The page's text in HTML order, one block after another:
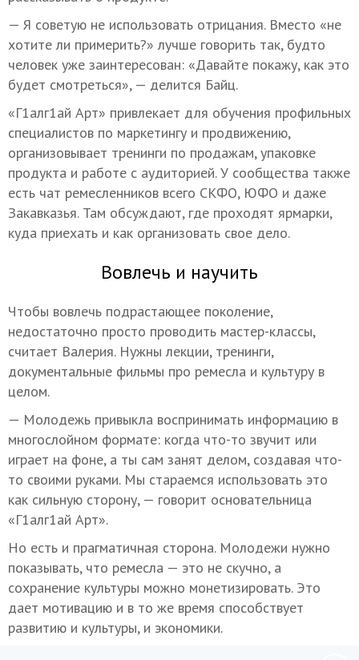
— Я советую не использовать отрицания. Вместо «не
хотите ли примерить?» лучше говорить так, будто
человек уже заинтересован: «Давайте покажу, как это
будет смотреться», — делится Байц.
«Г1алг1ай Арт» привлекает для обучения профильных
специалистов по маркетингу и продвижению,
организовывает тренинги по продажам, упаковке
продукта и работе с аудиторией. У сообщества также
есть чат ремесленников всего СКФО, ЮФО и даже
Закавказья. Там обсуждают, где проходят ярмарки,
куда приехать и как организовать свое дело.
Вовлечь и научить
Чтобы вовлечь подрастающее поколение,
недостаточно просто проводить мастер-классы,
считает Валерия. Нужны лекции, тренинги,
документальные фильмы про ремесла и культуру в
целом.
— Молодежь привыкла воспринимать информацию в
многослойном формате: когда что-то звучит или
играет на фоне, а ты сам занят делом, создавая что-
то своими руками. Мы стараемся использовать это
как сильную сторону, — говорит основательница
«Г1алг1ай Арт».
Но есть и прагматичная сторона. Молодежи нужно
показывать, что ремесла — это не скучно, а
сохранение культуры можно монетизировать. Это
дает мотивацию и в то же время способствует
развитию и культуры, и экономики.